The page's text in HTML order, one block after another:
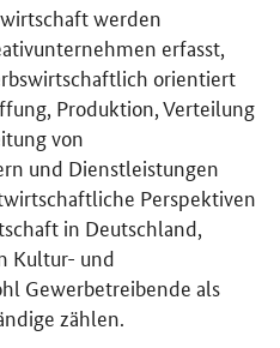
werden
erfasst,
orientiert
Produktion, Verteilung
von
und Dienstleistungen
Perspektiven
in Deutschland,
Kultur- und
Gewerbetreibende als
zählen.